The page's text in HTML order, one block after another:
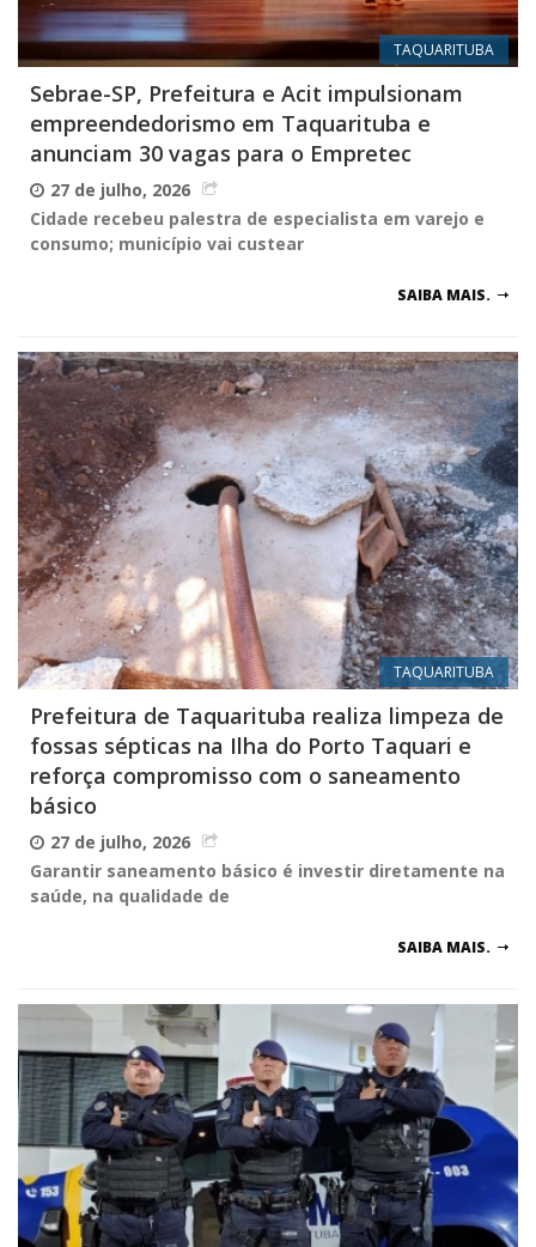
TAQUARITUBA
Sebrae-SP, Prefeitura e Acit impulsionam
empreendedorismo em Taquarituba e
anunciam 30 vagas para o Empretec
27 de julho, 2026
Cidade recebeu palestra de especialista em varejo e
consumo; município vai custear
SAIBA MAIS.
TAQUARITUBA
Prefeitura de Taquarituba realiza limpeza de
fossas sépticas na Ilha do Porto Taquari e
reforça compromisso com o saneamento
básico
27 de julho, 2026
Garantir saneamento básico é investir diretamente na
saúde, na qualidade de
SAIBA MAIS.